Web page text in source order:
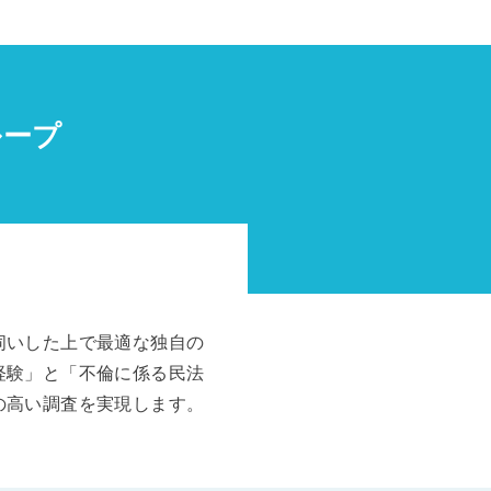
プ
した上で最適な独自の
」と「不倫に係る民法
い調査を実現します。